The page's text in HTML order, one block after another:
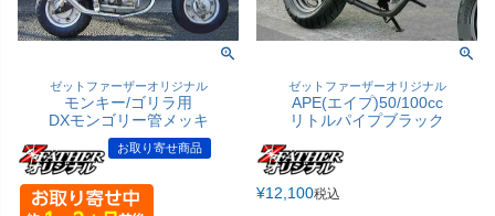
ゼットファーザーオリジナル
モンキー/ゴリラ用
DXモンゴリー管メッキ
お取り寄せ商品
ゼットファーザーオリジナル
APE(エイプ)50/100cc
リトルパイプブラック
¥12,100税込